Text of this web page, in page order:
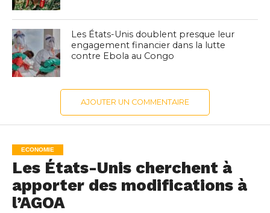
Les États-Unis doublent presque leur
engagement financier dans la lutte
contre Ebola au Congo
AJOUTER UN COMMENTAIRE
ECONOMIE
Les États-Unis cherchent à
apporter des modifications à
l’AGOA